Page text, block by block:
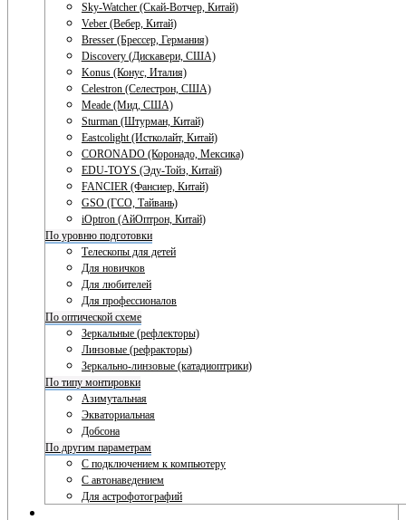
Sky-Watcher (Скай-Вотчер, Китай)
Veber (Вебер, Китай)
Bresser (Брессер, Германия)
Discovery (Дискавери, США)
Konus (Конус, Италия)
Celestron (Селестрон, США)
Meade (Мид, США)
Sturman (Штурман, Китай)
Eastcolight (Истколайт, Китай)
CORONADO (Коронадо, Мексика)
EDU-TOYS (Эду-Тойз, Китай)
FANCIER (Фансиер, Китай)
GSO (ГСО, Тайвань)
iOptron (АйОптрон, Китай)
По уровню подготовки
Телескопы для детей
Для новичков
Для любителей
Для профессионалов
По оптической схеме
Зеркальные (рефлекторы)
Линзовые (рефракторы)
Зеркально-линзовые (катадиоптрики)
По типу монтировки
Азимутальная
Экваториальная
Добсона
По другим параметрам
С подключением к компьютеру
С автонаведением
Для астрофотографий